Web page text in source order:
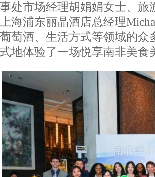
事处市场经理胡娟娟女士、旅
上海浦东丽晶酒店总经理
葡萄酒、生活方式等领域的
式地体验了一场悦享南非美食